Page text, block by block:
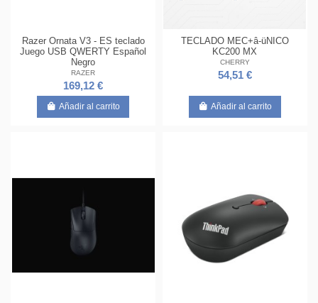
Razer Ornata V3 - ES teclado
Juego USB QWERTY Español
Negro
RAZER
169,12 €
Añadir al carrito
TECLADO MEC+â-üNICO
KC200 MX
CHERRY
54,51 €
Añadir al carrito